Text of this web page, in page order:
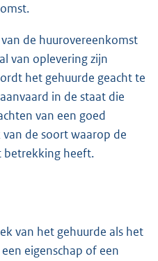
de huurovereenkomst
van oplevering zijn
het gehuurde geacht te
in de staat die
van een goed
de soort waarop de
betrekking heeft.
van het gehuurde als het
eigenschap of een